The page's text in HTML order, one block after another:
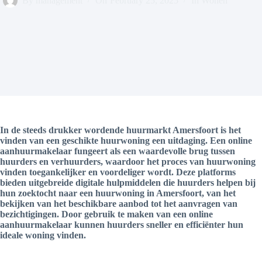
In de steeds drukker wordende huurmarkt Amersfoort is het
vinden van een geschikte huurwoning een uitdaging. Een online
aanhuurmakelaar fungeert als een waardevolle brug tussen
huurders en verhuurders, waardoor het proces van huurwoning
vinden toegankelijker en voordeliger wordt. Deze platforms
bieden uitgebreide digitale hulpmiddelen die huurders helpen bij
hun zoektocht naar een huurwoning in Amersfoort, van het
bekijken van het beschikbare aanbod tot het aanvragen van
bezichtigingen. Door gebruik te maken van een online
aanhuurmakelaar kunnen huurders sneller en efficiënter hun
ideale woning vinden.